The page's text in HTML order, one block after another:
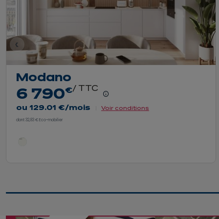
Modano
6 790€
euros / TTC
En savoir plus - Afficher le
ou 129.01 €/mois Voir conditions
dont 32,83 € Eco-mobilier